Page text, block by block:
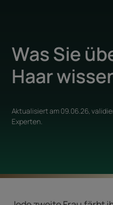
Was Sie
Haar
Aktualisiert am09.06.26,
Experten.